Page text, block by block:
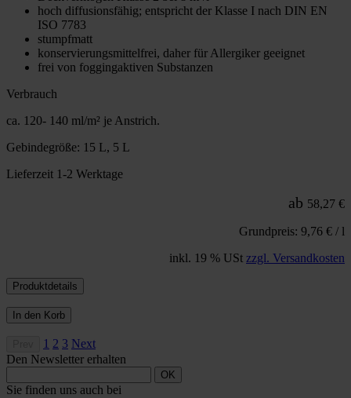
hoch diffusionsfähig; entspricht der Klasse I nach DIN EN
ISO 7783
stumpfmatt
konservierungsmittelfrei, daher für Allergiker geeignet
frei von foggingaktiven Substanzen
Verbrauch
ca. 120- 140 ml/m² je Anstrich.
Gebindegröße: 15 L, 5 L
Lieferzeit 1-2 Werktage
ab 58,27 €
Grundpreis: 9,76 € / l
inkl. 19 % USt zzgl. Versandkosten
Produktdetails
In den Korb
1 2 3 Next
Den Newsletter erhalten
OK
Sie finden uns auch bei